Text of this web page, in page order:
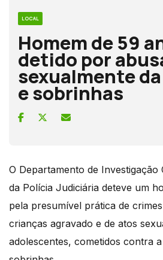
LOCAL
Homem de 59
detido por
sexualmente
e sobrinhas
O Departamento de Investigação
da Polícia Judiciária deteve um
pela presumível prática de
crianças agravado e de atos
adolescentes, cometidos contra